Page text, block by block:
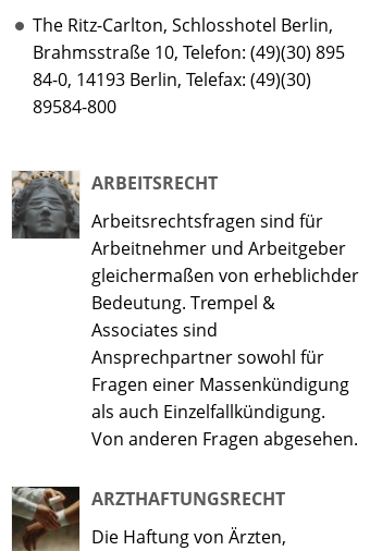
The Ritz-Carlton, Schlosshotel Berlin,
Brahmsstraße 10, Telefon: (49)(30) 895
84-0, 14193 Berlin, Telefax: (49)(30)
89584-800
ARBEITSRECHT
Arbeitsrechtsfragen sind für
Arbeitnehmer und Arbeitgeber
gleichermaßen von erheblichder
Bedeutung. Trempel &
Associates sind
Ansprechpartner sowohl für
Fragen einer Massenkündigung
als auch Einzelfallkündigung.
Von anderen Fragen abgesehen.
ARZTHAFTUNGSRECHT
Die Haftung von Ärzten,